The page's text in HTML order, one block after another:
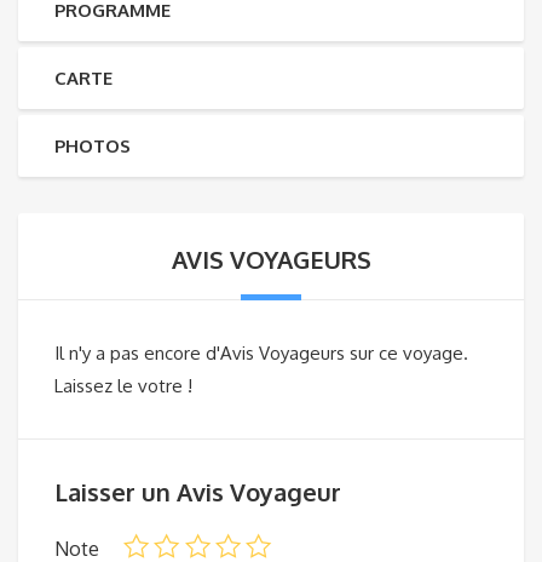
PROGRAMME
CARTE
PHOTOS
AVIS VOYAGEURS
Il n'y a pas encore d'Avis Voyageurs sur ce voyage.
Laissez le votre !
Laisser un Avis Voyageur
Note